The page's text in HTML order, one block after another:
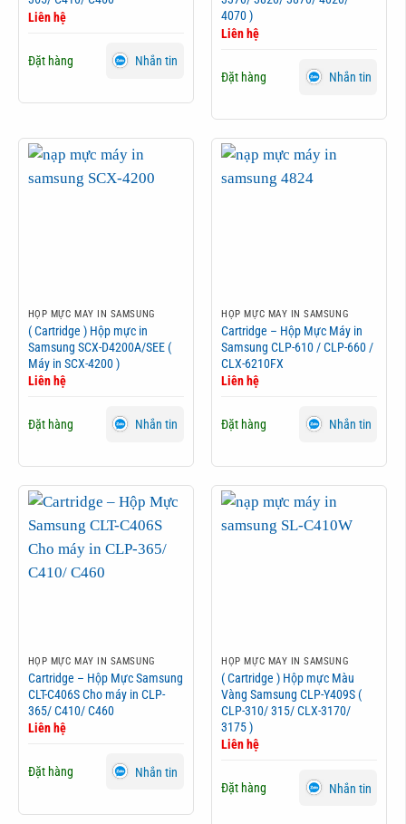
Liên hệ
Đặt hàng Nhắn tin
4070 )
Liên hệ
Đặt hàng Nhắn tin
HỘP MỰC MÁY IN SAMSUNG
( Cartridge ) Hộp mực in
Samsung SCX-D4200A/SEE (
Máy in SCX-4200 )
Liên hệ
Đặt hàng Nhắn tin
HỘP MỰC MÁY IN SAMSUNG
Cartridge – Hộp Mực Máy in
Samsung CLP-610 / CLP-660 /
CLX-6210FX
Liên hệ
Đặt hàng Nhắn tin
HỘP MỰC MÁY IN SAMSUNG
Cartridge – Hộp Mực Samsung
CLT-C406S Cho máy in CLP-
365/ C410/ C460
Liên hệ
Đặt hàng Nhắn tin
HỘP MỰC MÁY IN SAMSUNG
( Cartridge ) Hộp mực Màu
Vàng Samsung CLP-Y409S (
CLP-310/ 315/ CLX-3170/
3175 )
Liên hệ
Đặt hàng Nhắn tin